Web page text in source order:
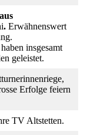
. Erwähnenswert
insgesamt
geleistet.
Erfolge feiern
TV Altstetten.